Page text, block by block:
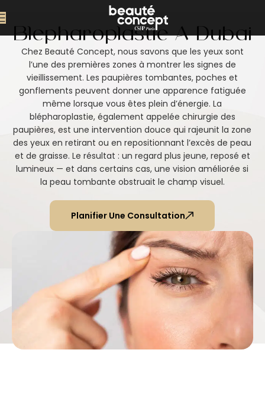
Blépharoplastie À Dubai
Chez Beauté Concept, nous savons que les yeux sont
l’une des premières zones à montrer les signes de
vieillissement. Les paupières tombantes, poches et
gonflements peuvent donner une apparence fatiguée
même lorsque vous êtes plein d’énergie. La
blépharoplastie, également appelée chirurgie des
paupières, est une intervention douce qui rajeunit la zone
des yeux en retirant ou en repositionnant l’excès de peau
et de graisse. Le résultat : un regard plus jeune, reposé et
lumineux — et dans certains cas, une vision améliorée si
la peau tombante obstruait le champ visuel.
Planifier Une Consultation